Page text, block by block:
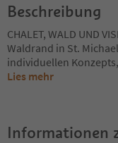
Beschreibung
CHALET, WALD UND
Waldrand in St.
individuellen
Lies mehr
Informationen